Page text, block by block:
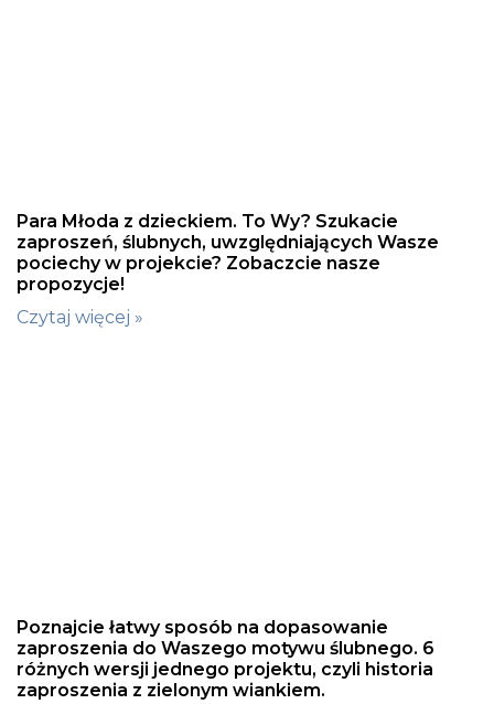
Para Młoda z dzieckiem. To Wy? Szukacie
zaproszeń, ślubnych, uwzględniających Wasze
pociechy w projekcie? Zobaczcie nasze
propozycje!
Czytaj więcej »
Poznajcie łatwy sposób na dopasowanie
zaproszenia do Waszego motywu ślubnego. 6
różnych wersji jednego projektu, czyli historia
zaproszenia z zielonym wiankiem.